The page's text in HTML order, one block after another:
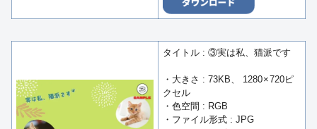
タイトル : ③実は私、猫派です
・大きさ : 73KB、 1280 × 720ピ
クセル
・色空間 : RGB
・ファイル形式 : JPG